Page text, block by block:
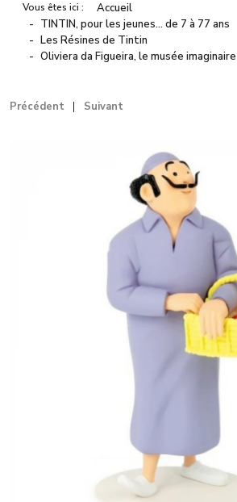
Vous êtes ici :
Accueil
TINTIN, pour les jeunes… de 7 à 77 ans
Les Résines de Tintin
Oliviera da Figueira, le musée imaginaire
Précédent Suivant